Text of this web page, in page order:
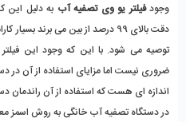
وجودفیلتر یو وی تصفیه آب به دلیل این
دقت بالای 99 درصد از بین می برند بسیار کارامد و استفاده از آنها در
توصیه می شود. با این که وجود این
ضروری نیست اما مزایای استفاده از آن در
اندازه ای هست که استفاده از آن راندمان
در دستگاه تصفیه آب خانگی به روش اسمز